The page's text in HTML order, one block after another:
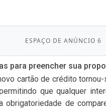
ESPAÇO DE ANÚNCIO 6
para preencher sua
cartão de crédito
que qualquer
de